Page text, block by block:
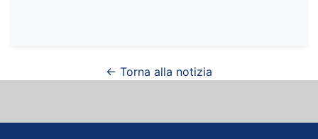
← Torna alla notizia